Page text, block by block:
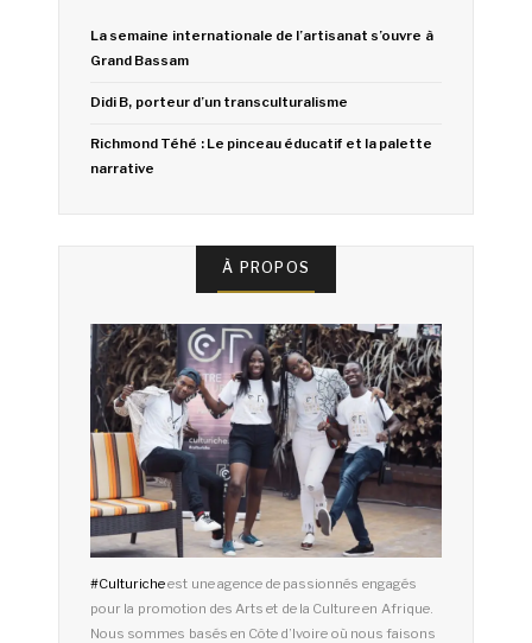
La semaine internationale de l’artisanat s’ouvre à
Grand Bassam
Didi B, porteur d’un transculturalisme
Richmond Téhé : Le pinceau éducatif et la palette
narrative
À PROPOS
#Culturicheest une agence de passionnés engagés
pour la promotion des Arts et de la Culture en Afrique.
Nous sommes basés en Côte d’Ivoire où nous faisons